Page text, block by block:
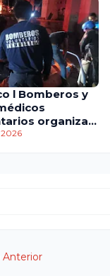
l Bomberos y
organizan
de autos
2026
Anterior